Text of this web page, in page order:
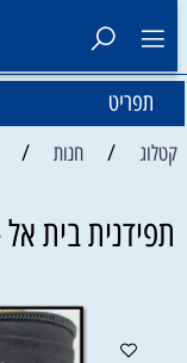
תפריט
קטלוג / חנות /
תפידנית בית